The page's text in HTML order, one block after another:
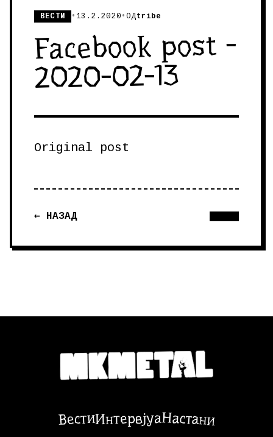
ВЕСТИ • 13.2.2020 •ОДtribe
Facebook post -
2020-02-13
Original post
← НАЗАД
ВестиИнтервјуаНастани